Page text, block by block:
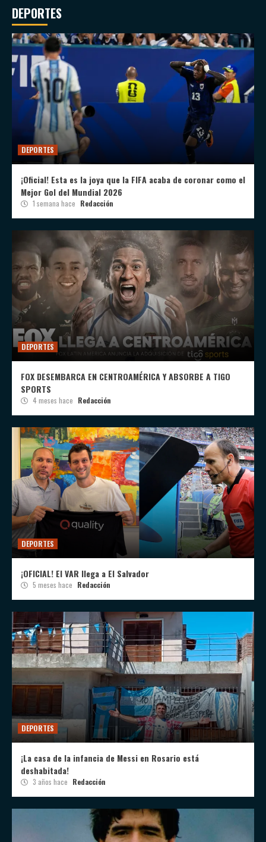
DEPORTES
DEPORTES
¡Oficial! Esta es la joya que la FIFA acaba de coronar como el
Mejor Gol del Mundial 2026
1 semana hace Redacción
DEPORTES
FOX DESEMBARCA EN CENTROAMÉRICA Y ABSORBE A TIGO
SPORTS
4 meses hace Redacción
DEPORTES
¡OFICIAL! El VAR llega a El Salvador
5 meses hace Redacción
DEPORTES
¡La casa de la infancia de Messi en Rosario está
deshabitada!
3 años hace Redacción